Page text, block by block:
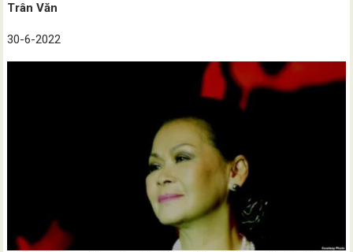
Trân Văn
30-6-2022